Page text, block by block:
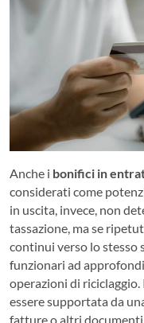
Anche i bonifici in
considerati come
in uscita, invece, non
tassazione, ma se
continui verso lo stesso
funzionari ad
operazioni di riciclaggio.
essere supportata da
fatture o altri documenti